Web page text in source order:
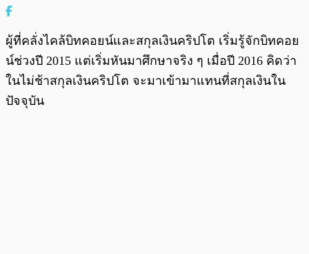
ผู้ที่คลั่งไคล้บิทคอยน์และสกุลเงินคริปโต เริ่มรู้จักบิทคอย
น์ช่วงปี 2015 แต่เริ่มหันมาศึกษาจริง ๆ เมื่อปี 2016 คิดว่า
ในไม่ช้าสกุลเงินคริปโต จะมาเข้ามาแทนที่สกุลเงินใน
ปัจจุบัน